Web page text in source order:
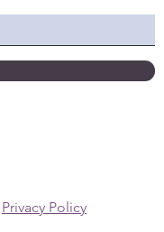
Privacy Policy